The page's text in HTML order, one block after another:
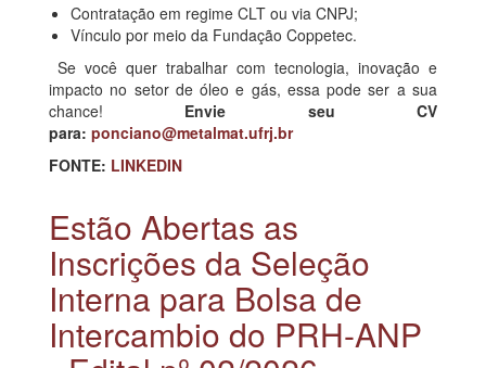
Contratação em regime CLT ou via CNPJ;
Vínculo por meio da Fundação Coppetec.
Se você quer trabalhar com tecnologia, inovação e
impacto no setor de óleo e gás, essa pode ser a sua
chance! Envie seu CV
para: ponciano@metalmat.ufrj.br
FONTE: LINKEDIN
Estão Abertas as
Inscrições da Seleção
Interna para Bolsa de
Intercambio do PRH-ANP